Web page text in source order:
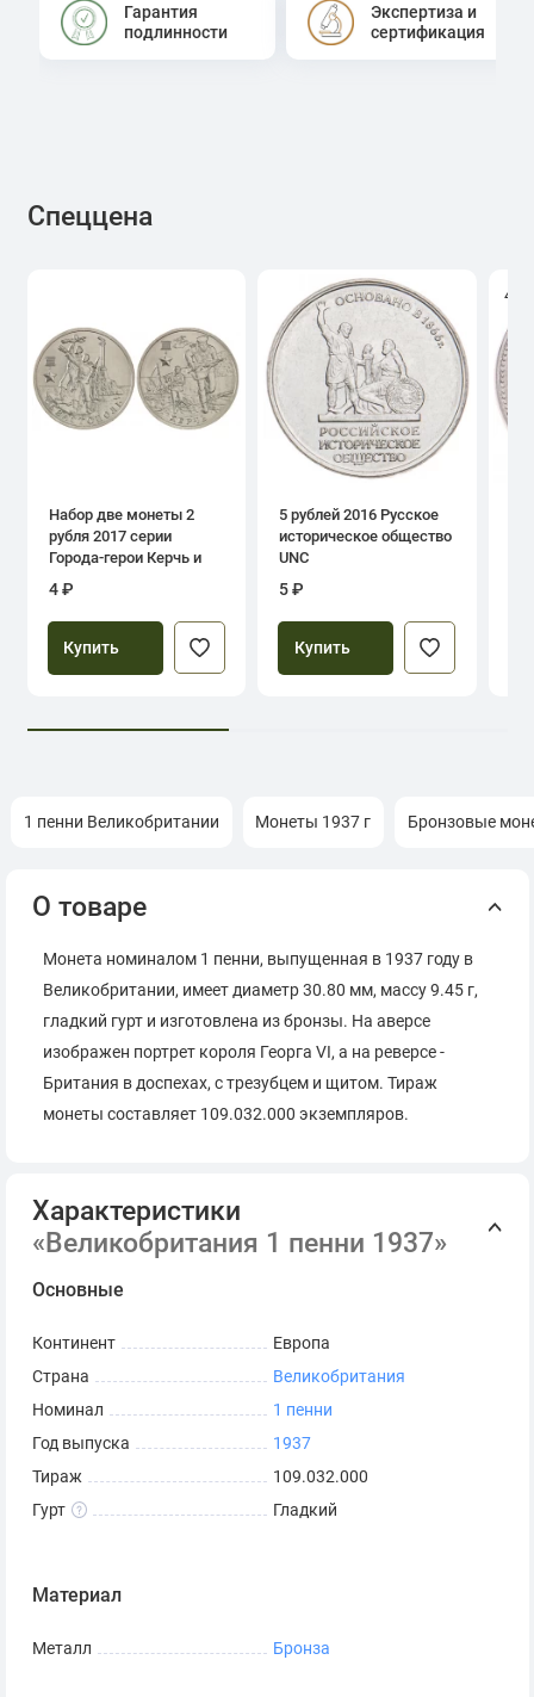
Гарантия
подлинности
Экспертиза и
сертификация
Спеццена
Набор две монеты 2
рубля 2017 серии
Города-герои Керчь и
4 ₽
Купить
5 рублей 2016 Русское
историческое общество
UNC
5 ₽
Купить
4.0
1 пенни Великобритании Монеты 1937 г Бронзовые
О товаре
Монета номиналом 1 пенни, выпущенная в 1937 году в
Великобритании, имеет диаметр 30.80 мм, массу 9.45 г,
гладкий гурт и изготовлена из бронзы. На аверсе
изображен портрет короля Георга VI, а на реверсе -
Британия в доспехах, с трезубцем и щитом. Тираж
монеты составляет 109.032.000 экземпляров.
Характеристики
«Великобритания 1 пенни 1937»
Основные
Континент
Европа
Страна
Великобритания
Номинал
1 пенни
Год выпуска
1937
Тираж
109.032.000
Гурт
Гладкий
Материал
Металл Бронза